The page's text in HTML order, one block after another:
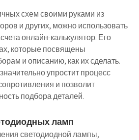
схем своими руками из
и других, можноиспользовать
онлайн-калькулятор. Его
которые посвящены
и описанию, как их сделать.
упростит процесс
и позволит
подбора деталей.
ламп
светодиодной лампы,